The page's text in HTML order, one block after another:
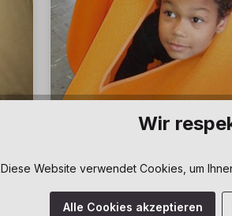
Vestibuläre und sensorische
Wahrnehmung
Wir
Diese Website verwendet Cookies, um
Alle Cookies akzeptieren